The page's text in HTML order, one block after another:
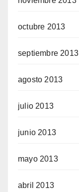
octubre 2013
septiembre 2013
agosto 2013
julio 2013
junio 2013
mayo 2013
abril 2013